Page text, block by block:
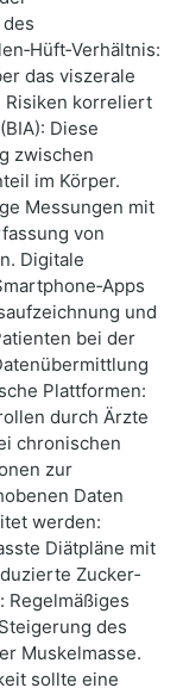
das viszerale
Risiken korreliert
Diese
zwischen
im Körper.
Messungen mit
von
Digitale
und
bei der
Plattformen:
durch Ärzte
chronischen
zur
Daten
werden:
Diätpläne mit
Zucker‑
Regelmäßiges
des
Muskelmasse.
sollte eine